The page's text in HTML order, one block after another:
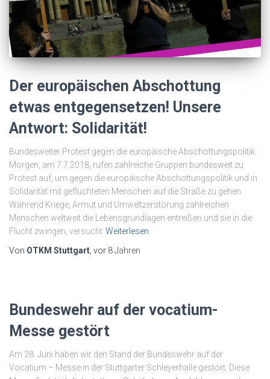
Der europäischen Abschottung
etwas entgegensetzen! Unsere
Antwort: Solidarität!
Bundesweiter Protest gegen die europäische Abschottungspolitik:
Morgen, am 7.7.2018, rufen zahlreiche Gruppen bundesweit zu
Protest auf, um gegen die europäische Abschottungspolitik und in
Solidarität mit geflüchteten Menschen auf die Straße zu gehen.
Während Kriege, Armut und Umweltzerstörung zahlreichen
Menschen weltweit die Lebensgrundlagen entreißen und sie in die
Flucht zwingen, versucht Weiterlesen
Von OTKM Stuttgart , vor 8 Jahren
Bundeswehr auf der vocatium-
Messe gestört
Am 28. Juni haben wir den Stand der Bundeswehr auf der
Vocatium – Messe in der Stuttgarter Schleyerhalle gestört. Diese